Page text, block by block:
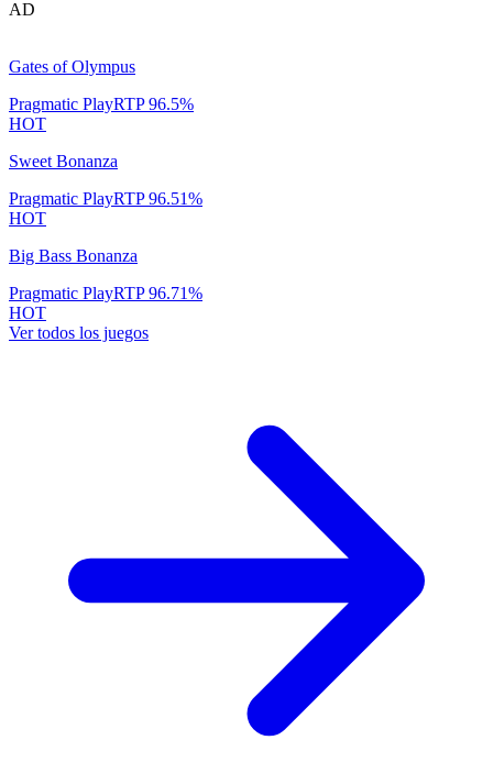
AD
Gates of Olympus
Pragmatic PlayRTP96.5%
HOT
Sweet Bonanza
Pragmatic PlayRTP96.51%
HOT
Big Bass Bonanza
Pragmatic PlayRTP96.71%
HOT
Ver todos los juegos